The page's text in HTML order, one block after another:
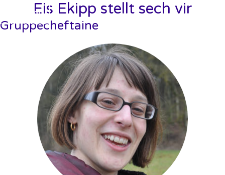
Menu
MenuEis Ekipp stellt sech vir
Gruppecheftaine